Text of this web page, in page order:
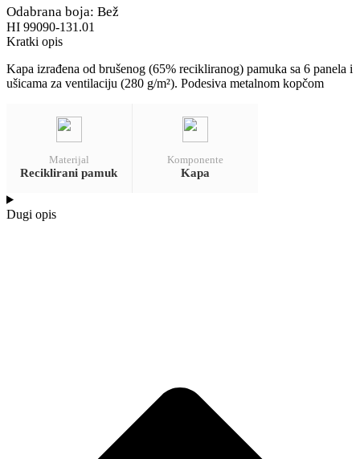
Odabrana boja: Bež
HI 99090-131.01
Kratki opis
Kapa izrađena od brušenog (65% recikliranog) pamuka sa 6 panela i
ušicama za ventilaciju (280 g/m²). Podesiva metalnom kopčom
Materijal
Reciklirani pamuk
Komponente
Kapa
Dugi opis